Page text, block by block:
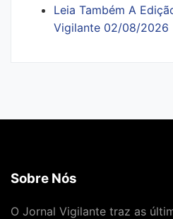
Leia Também A
Vigilante 02/08/2026
Sobre Nós
O Jornal Vigilante traz as